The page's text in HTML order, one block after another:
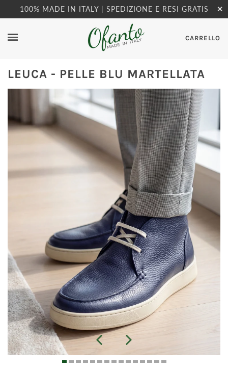
100% MADE IN ITALY | SPEDIZIONE E RESI GRATIS ✕
CARRELLO
LEUCA - PELLE BLU MARTELLATA